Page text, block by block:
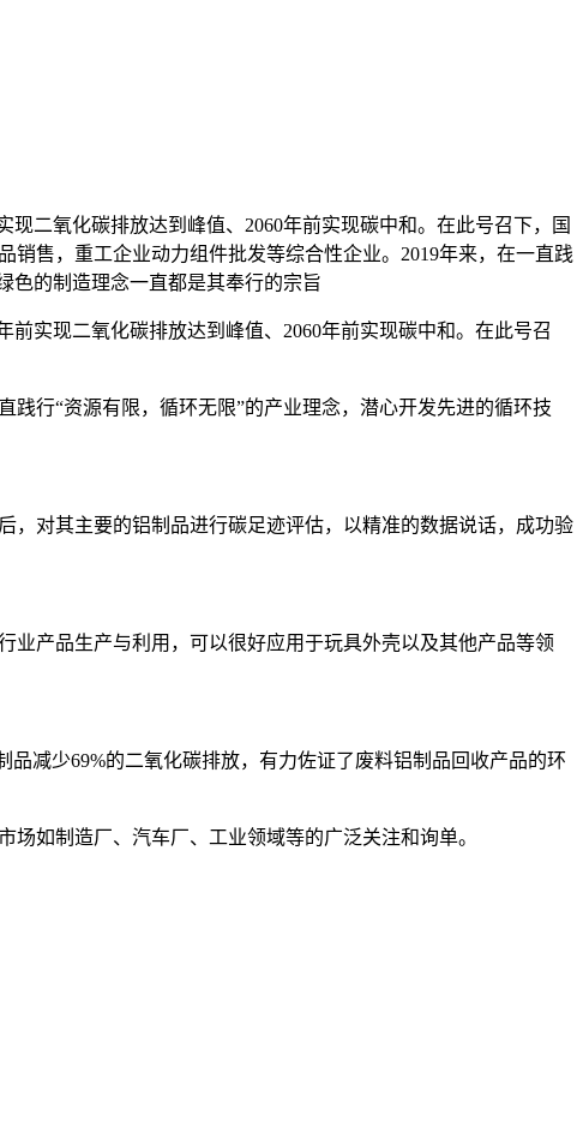
二氧化碳排放达到峰值、2060年前实现碳中和。在此号召下，国
售，重工企业动力组件批发等综合性企业。2019年来，在一直践
色的制造理念一直都是其奉行的宗旨
前实现二氧化碳排放达到峰值、2060年前实现碳中和。在此号召
行“资源有限，循环无限”的产业理念，潜心开发先进的循环技
，对其主要的铝制品进行碳足迹评估，以精准的数据说话，成功验
产品生产与利用，可以很好应用于玩具外壳以及其他产品等领
减少69%的二氧化碳排放，有力佐证了废料铝制品回收产品的环
如制造厂、汽车厂、工业领域等的广泛关注和询单。